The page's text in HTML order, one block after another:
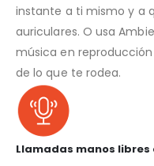
instante a ti mismo y a
auriculares. O usa
música en
de lo que te rodea.
Llamadas manos libres